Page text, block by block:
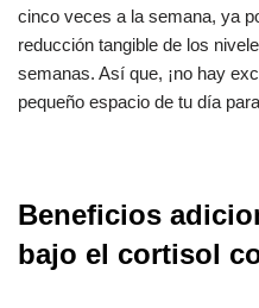
cinco veces a la semana, ya
reducción tangible de los
semanas. Así que, ¡no hay
pequeño espacio de tu día
Beneficios
bajo el cortisol